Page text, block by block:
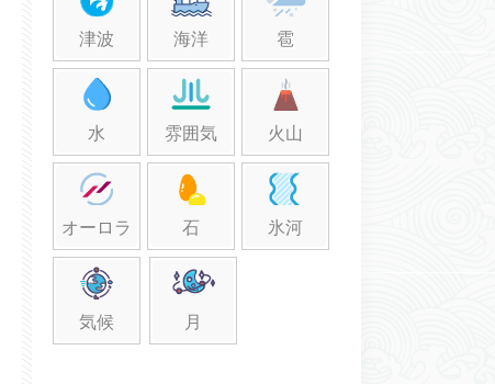
津波 海洋 雹
水 雰囲気 火山
オーロラ 石 氷河
気候 月